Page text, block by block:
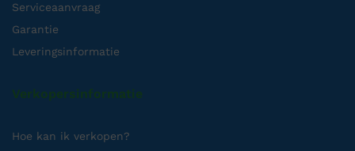
Serviceaanvraag
Garantie
Leveringsinformatie
Verkopersinformatie
Hoe kan ik verkopen?